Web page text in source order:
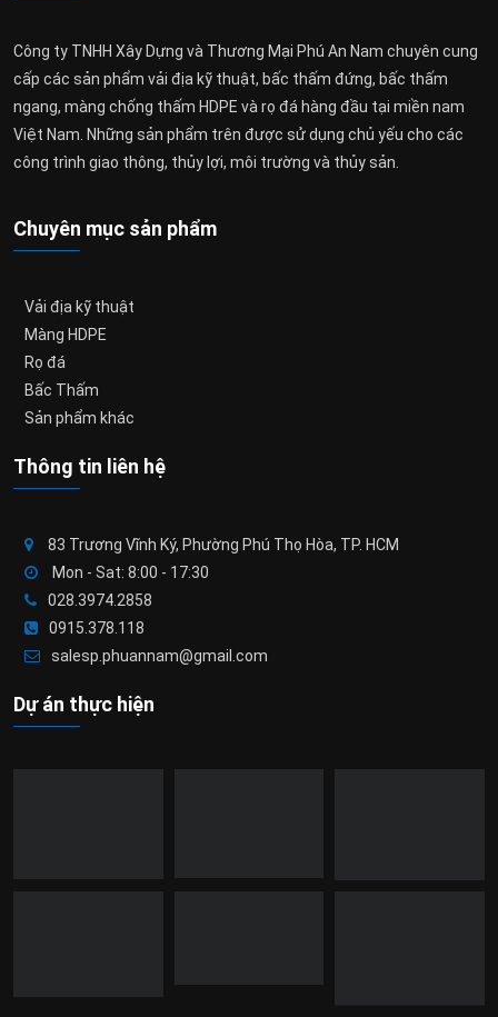
Công ty TNHH Xây Dựng và Thương Mại Phú An Nam chuyên cung
cấp các sản phẩm vải địa kỹ thuật, bấc thấm đứng, bấc thấm
ngang, màng chống thấm HDPE và rọ đá hàng đầu tại miền nam
Việt Nam. Những sản phẩm trên được sử dụng chủ yếu cho các
công trình giao thông, thủy lợi, môi trường và thủy sản.
Chuyên mục sản phẩm
Vải địa kỹ thuật
Màng HDPE
Rọ đá
Bấc Thấm
Sản phẩm khác
Thông tin liên hệ
83 Trương Vĩnh Ký, Phường Phú Thọ Hòa, TP. HCM
Mon - Sat: 8:00 - 17:30
028.3974.2858
0915.378.118
salesp.phuannam@gmail.com
Dự án thực hiện